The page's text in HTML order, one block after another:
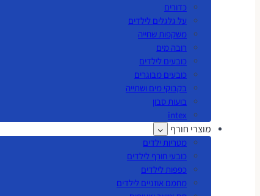
כדורים
על גלגלים לילדים
משקפות שחייה
רובה מים
כובעים לילדים
כובעים מבוגרים
בקבוקי מים ושתייה
בועות סבון
intex
מוצרי חורף
מטריות ילדים
כובעי חורף לילדים
כפפות לילדים
מחמם אוזניים לילדים